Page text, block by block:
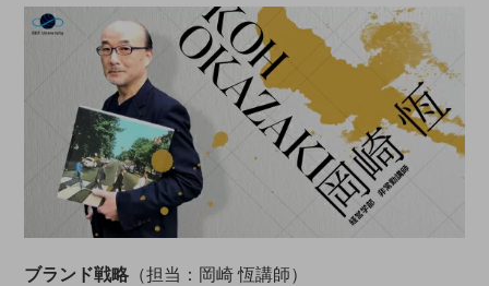
ブランド戦略 （担当：岡崎 恆講師）